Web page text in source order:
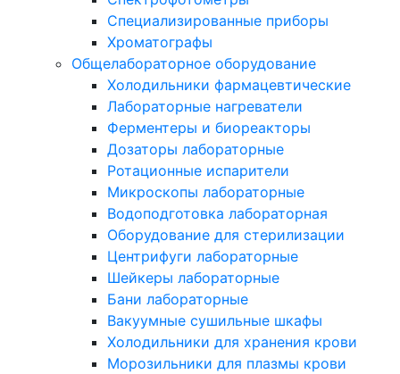
Специализированные приборы
Хроматографы
Общелабораторное оборудование
Холодильники фармацевтические
Лабораторные нагреватели
Ферментеры и биореакторы
Дозаторы лабораторные
Ротационные испарители
Микроскопы лабораторные
Водоподготовка лабораторная
Оборудование для стерилизации
Центрифуги лабораторные
Шейкеры лабораторные
Бани лабораторные
Вакуумные сушильные шкафы
Холодильники для хранения крови
Морозильники для плазмы крови